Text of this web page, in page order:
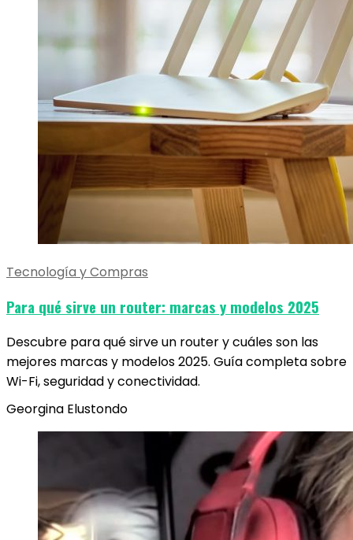
Tecnología y Compras
Para qué sirve un router: marcas y modelos 2025
Descubre para qué sirve un router y cuáles son las
mejores marcas y modelos 2025. Guía completa sobre
Wi-Fi, seguridad y conectividad.
Georgina Elustondo